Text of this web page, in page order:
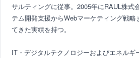
サルティングに従事。2005年にRAUL株式
テム開発支援からWebマーケティング戦略
てきた実績を持つ。
IT・デジタルテクノロジーおよびエネルギ